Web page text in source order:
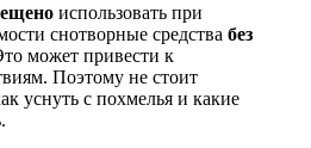
использовать при
снотворные средства без
может привести к
Поэтому не стоит
уснуть с похмелья и какие